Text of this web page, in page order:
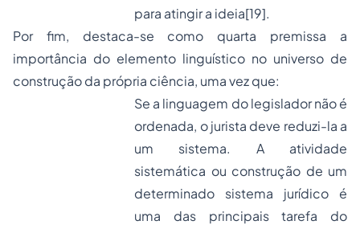
para atingir a ideia[19].
Por fim, destaca-se como quarta premissa a
importância do elemento linguístico no universo de
construção da própria ciência, uma vez que:
Se a linguagem do legislador não é
ordenada, o jurista deve reduzi-la a
um sistema. A atividade
sistemática ou construção de um
determinado sistema jurídico é
uma das principais tarefa do